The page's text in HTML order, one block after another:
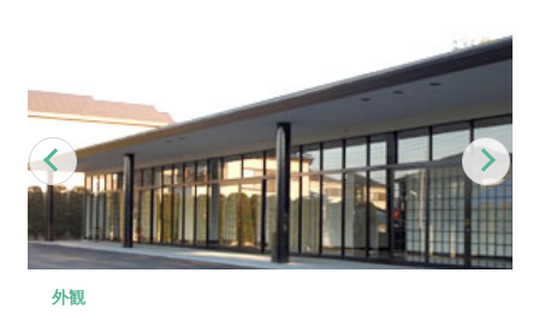
Previous
外観
外観